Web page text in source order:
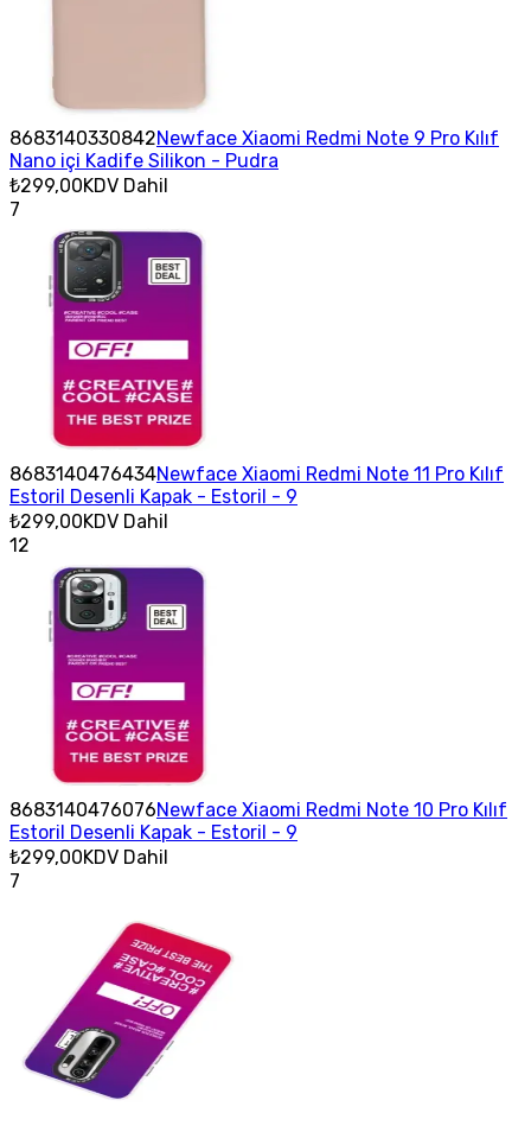
8683140330842Newface Xiaomi Redmi Note 9 Pro Kılıf
Nano içi Kadife Silikon - Pudra
₺299,00KDV Dahil
7
8683140476434Newface Xiaomi Redmi Note 11 Pro Kılıf
Estoril Desenli Kapak - Estoril - 9
₺299,00KDV Dahil
12
8683140476076Newface Xiaomi Redmi Note 10 Pro Kılıf
Estoril Desenli Kapak - Estoril - 9
₺299,00KDV Dahil
7